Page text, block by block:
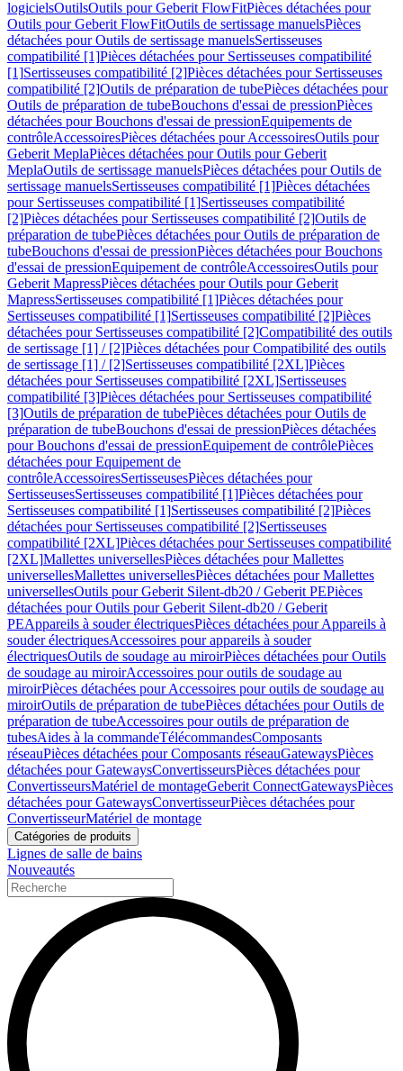
logicielsOutilsOutils pour Geberit FlowFitPièces détachées pour
Outils pour Geberit FlowFitOutils de sertissage manuelsPièces
détachées pour Outils de sertissage manuelsSertisseuses
compatibilité [1]Pièces détachées pour Sertisseuses compatibilité
[1]Sertisseuses compatibilité [2]Pièces détachées pour Sertisseuses
compatibilité [2]Outils de préparation de tubePièces détachées pour
Outils de préparation de tubeBouchons d'essai de pressionPièces
détachées pour Bouchons d'essai de pressionEquipements de
contrôleAccessoiresPièces détachées pour AccessoiresOutils pour
Geberit MeplaPièces détachées pour Outils pour Geberit
MeplaOutils de sertissage manuelsPièces détachées pour Outils de
sertissage manuelsSertisseuses compatibilité [1]Pièces détachées
pour Sertisseuses compatibilité [1]Sertisseuses compatibilité
[2]Pièces détachées pour Sertisseuses compatibilité [2]Outils de
préparation de tubePièces détachées pour Outils de préparation de
tubeBouchons d'essai de pressionPièces détachées pour Bouchons
d'essai de pressionEquipement de contrôleAccessoiresOutils pour
Geberit MapressPièces détachées pour Outils pour Geberit
MapressSertisseuses compatibilité [1]Pièces détachées pour
Sertisseuses compatibilité [1]Sertisseuses compatibilité [2]Pièces
détachées pour Sertisseuses compatibilité [2]Compatibilité des outils
de sertissage [1] / [2]Pièces détachées pour Compatibilité des outils
de sertissage [1] / [2]Sertisseuses compatibilité [2XL]Pièces
détachées pour Sertisseuses compatibilité [2XL]Sertisseuses
compatibilité [3]Pièces détachées pour Sertisseuses compatibilité
[3]Outils de préparation de tubePièces détachées pour Outils de
préparation de tubeBouchons d'essai de pressionPièces détachées
pour Bouchons d'essai de pressionEquipement de contrôlePièces
détachées pour Equipement de
contrôleAccessoiresSertisseusesPièces détachées pour
SertisseusesSertisseuses compatibilité [1]Pièces détachées pour
Sertisseuses compatibilité [1]Sertisseuses compatibilité [2]Pièces
détachées pour Sertisseuses compatibilité [2]Sertisseuses
compatibilité [2XL]Pièces détachées pour Sertisseuses compatibilité
[2XL]Mallettes universellesPièces détachées pour Mallettes
universellesMallettes universellesPièces détachées pour Mallettes
universellesOutils pour Geberit Silent-db20 / Geberit PEPièces
détachées pour Outils pour Geberit Silent-db20 / Geberit
PEAppareils à souder électriquesPièces détachées pour Appareils à
souder électriquesAccessoires pour appareils à souder
électriquesOutils de soudage au miroirPièces détachées pour Outils
de soudage au miroirAccessoires pour outils de soudage au
miroirPièces détachées pour Accessoires pour outils de soudage au
miroirOutils de préparation de tubePièces détachées pour Outils de
préparation de tubeAccessoires pour outils de préparation de
tubesAides à la commandeTélécommandesComposants
réseauPièces détachées pour Composants réseauGatewaysPièces
détachées pour GatewaysConvertisseursPièces détachées pour
ConvertisseursMatériel de montageGeberit ConnectGatewaysPièces
détachées pour GatewaysConvertisseurPièces détachées pour
ConvertisseurMatériel de montage
Catégories de produits
Lignes de salle de bains
Nouveautés